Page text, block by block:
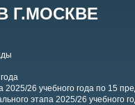
Г.МОСКВЕ
2025/26 учебного года по 15
этапа 2025/26 учебного